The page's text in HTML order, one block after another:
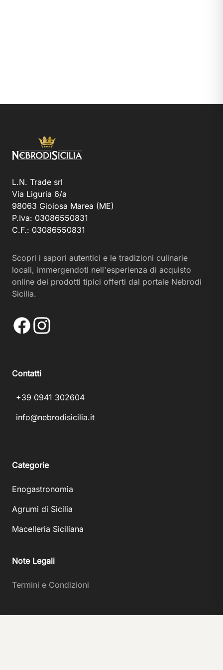
L.N. Trade srl
Via Liguria 6/a
98063 Gioiosa Marea (ME)
P.Iva: 03086550831
C.F.: 03086550831
Scopri i sapori autentici e le tradizioni culinarie
locali, immergendoti nell'esperienza di acquisto
online dei prodotti tipici offerti dal portale Nebrodi
Sicilia.
FacebookInstagram
Contatti
+39 0941 302604
info@nebrodisicilia.it
Categorie
Enogastronomia
Agrumi di Sicilia
Macelleria Siciliana
Note Legali
Termini e Condizioni